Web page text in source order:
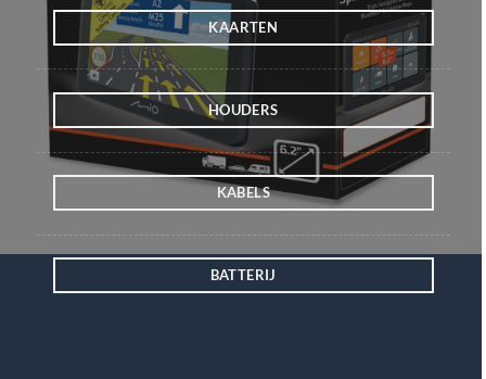
KAARTEN
HOUDERS
KABELS
BATTERIJ